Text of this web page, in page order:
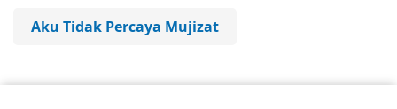
Aku Tidak Percaya Mujizat